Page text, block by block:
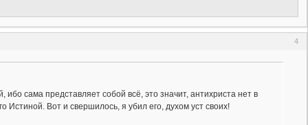
4
сама представляет собой всё, это значит, антихриста нет в
Истиной. Вот и свершилось, я убил его, духом уст своих!